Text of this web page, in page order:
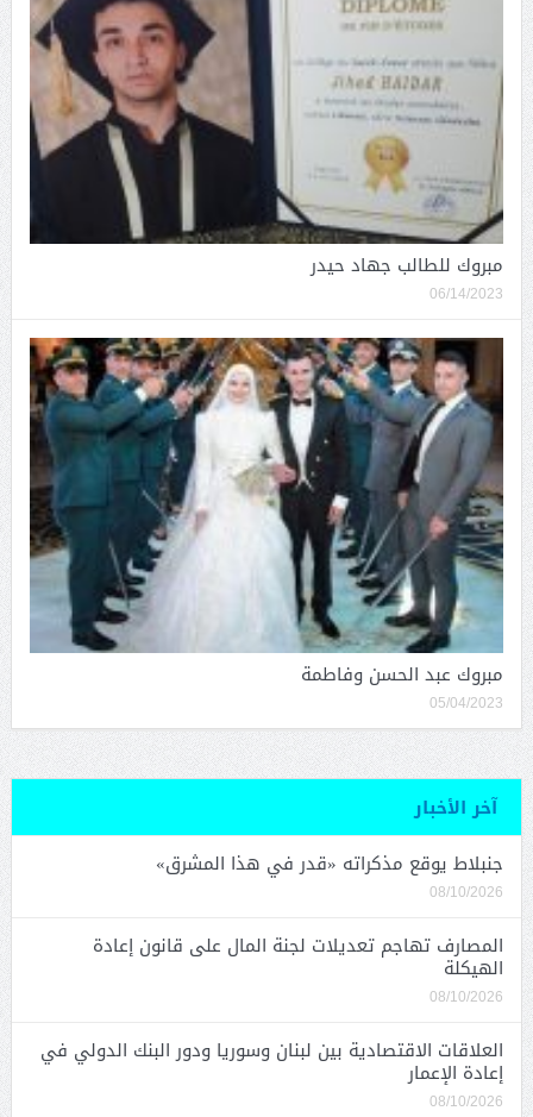
مبروك للطالب جهاد حيدر
06/14/2023
مبروك عبد الحسن وفاطمة
05/04/2023
آخر الأخبار
جنبلاط يوقع مذكراته «قدر في هذا المشرق»
08/10/2026
المصارف تهاجم تعديلات لجنة المال على قانون إعادة
الهيكلة
08/10/2026
العلاقات الاقتصادية بين لبنان وسوريا ودور البنك الدولي في
إعادة الإعمار
08/10/2026